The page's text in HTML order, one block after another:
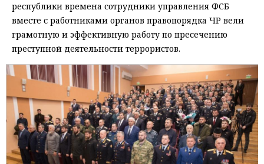
республики времена сотрудники управления ФСБ
вместе с работниками органов правопорядка ЧР вели
грамотную и эффективную работу по пресечению
преступной деятельности террористов.